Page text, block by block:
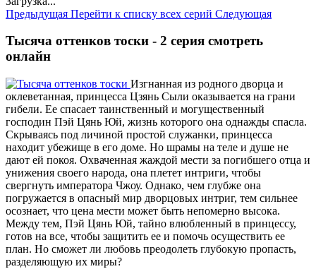
Предыдущая Перейти к списку всех серий Следующая
Тысяча оттенков тоски - 2 серия смотреть
онлайн
Изгнанная из родного дворца и
оклеветанная, принцесса Цзянь Сыли оказывается на грани
гибели. Ее спасает таинственный и могущественный
господин Пэй Цянь Юй, жизнь которого она однажды спасла.
Скрываясь под личиной простой служанки, принцесса
находит убежище в его доме. Но шрамы на теле и душе не
дают ей покоя. Охваченная жаждой мести за погибшего отца и
унижения своего народа, она плетет интриги, чтобы
свергнуть императора Чжоу. Однако, чем глубже она
погружается в опасный мир дворцовых интриг, тем сильнее
осознает, что цена мести может быть непомерно высока.
Между тем, Пэй Цянь Юй, тайно влюбленный в принцессу,
готов на все, чтобы защитить ее и помочь осуществить ее
план. Но сможет ли любовь преодолеть глубокую пропасть,
разделяющую их миры?